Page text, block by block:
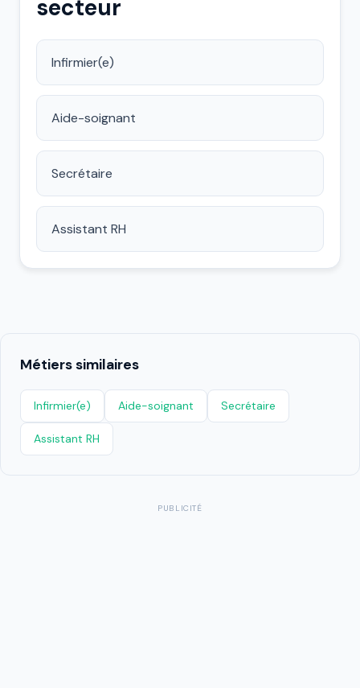
secteur
Infirmier(e)
Aide-soignant
Secrétaire
Assistant RH
Métiers similaires
Infirmier(e) Aide-soignant Secrétaire
Assistant RH
PUBLICITÉ